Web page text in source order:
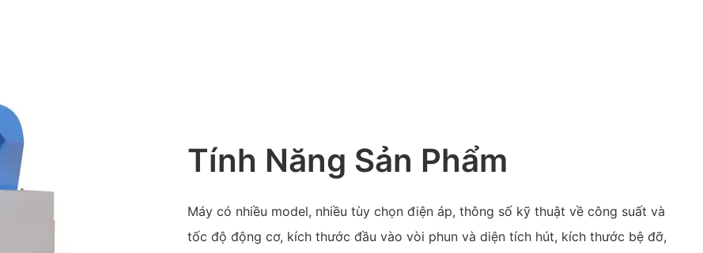
Tính Năng Sản Phẩm
Máy có nhiều model, nhiều tùy chọn điện áp, thông số kỹ thuật về công suất và
tốc độ động cơ, kích thước đầu vào vòi phun và diện tích hút, kích thước bệ đỡ,